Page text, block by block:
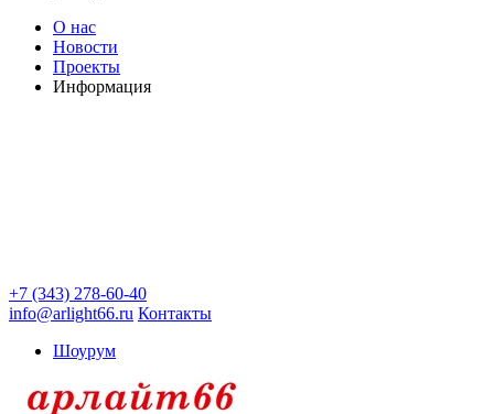
О нас
Новости
Проекты
Информация
+7 (343) 278-60-40
info@arlight66.ru Контакты
Шоурум